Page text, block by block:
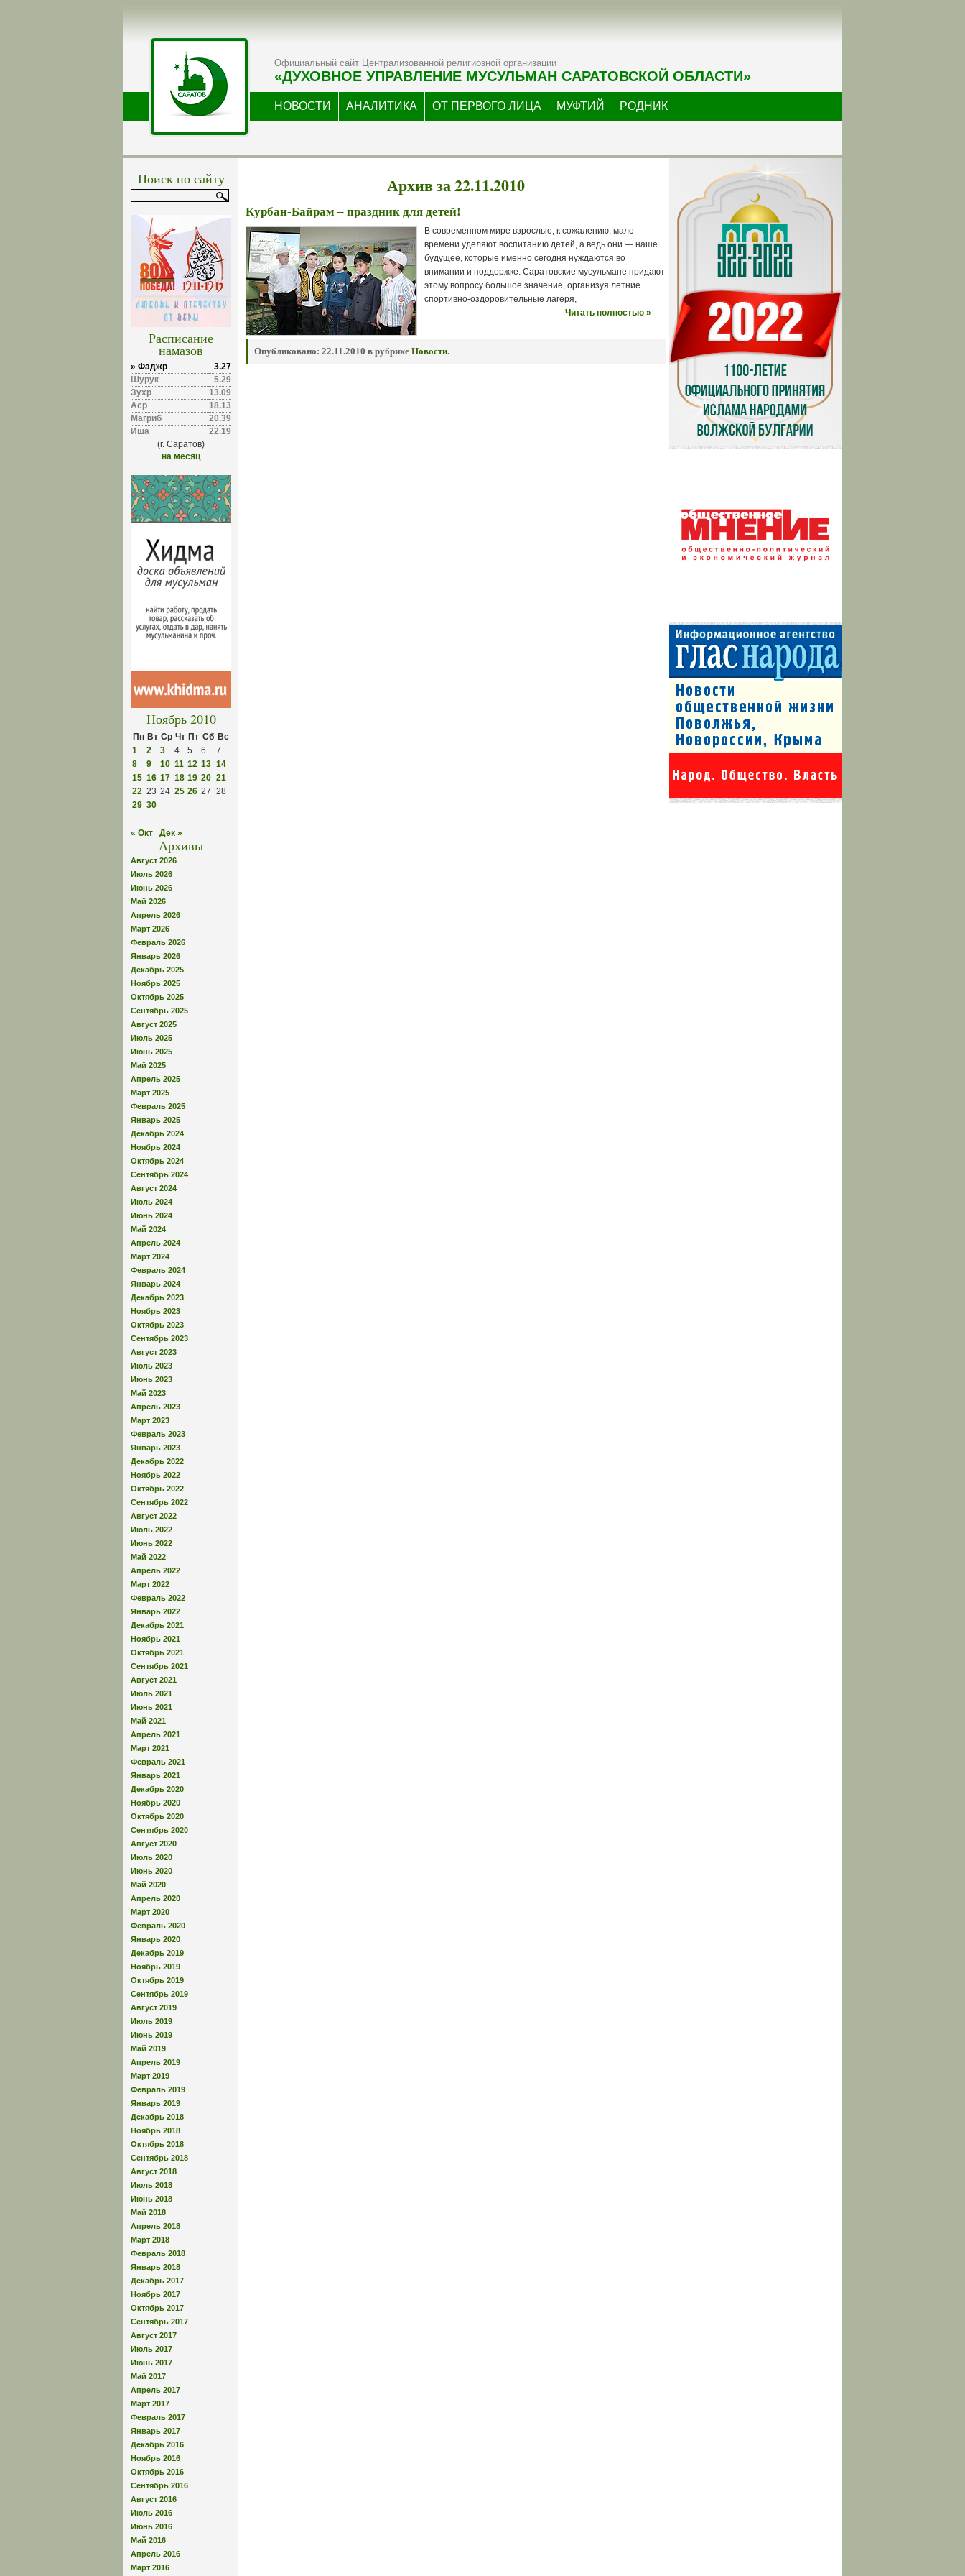
Официальный сайт Централизованной религиозной организации
«ДУХОВНОЕ УПРАВЛЕНИЕ МУСУЛЬМАН САРАТОВСКОЙ ОБЛАСТИ»
НОВОСТИ АНАЛИТИКА ОТ ПЕРВОГО ЛИЦА МУФТИЙ РОДНИК
Поиск по сайту
Расписание
намазов
» Фаджр
3.27
Шурук
5.29
Зухр
13.09
Аср
18.13
Магриб
20.39
Иша
22.19
(г. Саратов)
на месяц
Ноябрь 2010
Пн Вт Ср Чт Пт Сб Вс
1
2 3 4 5 6
7
8
9 10 11 12 13 14
15 16 17 18 19 20 21
22 23 24 25 26 27 28
29 30
« Окт Дек »
Архивы
Август 2026
Июль 2026
Июнь 2026
Май 2026
Апрель 2026
Март 2026
Февраль 2026
Январь 2026
Декабрь 2025
Ноябрь 2025
Октябрь 2025
Сентябрь 2025
Август 2025
Июль 2025
Июнь 2025
Май 2025
Апрель 2025
Март 2025
Февраль 2025
Январь 2025
Декабрь 2024
Ноябрь 2024
Октябрь 2024
Сентябрь 2024
Август 2024
Июль 2024
Июнь 2024
Май 2024
Апрель 2024
Март 2024
Февраль 2024
Январь 2024
Декабрь 2023
Ноябрь 2023
Октябрь 2023
Сентябрь 2023
Август 2023
Июль 2023
Июнь 2023
Май 2023
Апрель 2023
Март 2023
Февраль 2023
Январь 2023
Декабрь 2022
Ноябрь 2022
Октябрь 2022
Сентябрь 2022
Август 2022
Июль 2022
Июнь 2022
Май 2022
Апрель 2022
Март 2022
Февраль 2022
Январь 2022
Декабрь 2021
Ноябрь 2021
Октябрь 2021
Сентябрь 2021
Август 2021
Июль 2021
Июнь 2021
Май 2021
Апрель 2021
Март 2021
Февраль 2021
Январь 2021
Декабрь 2020
Ноябрь 2020
Октябрь 2020
Сентябрь 2020
Август 2020
Июль 2020
Июнь 2020
Май 2020
Апрель 2020
Март 2020
Февраль 2020
Январь 2020
Декабрь 2019
Ноябрь 2019
Октябрь 2019
Сентябрь 2019
Август 2019
Июль 2019
Июнь 2019
Май 2019
Апрель 2019
Март 2019
Февраль 2019
Январь 2019
Декабрь 2018
Ноябрь 2018
Октябрь 2018
Сентябрь 2018
Август 2018
Июль 2018
Июнь 2018
Май 2018
Апрель 2018
Март 2018
Февраль 2018
Январь 2018
Декабрь 2017
Ноябрь 2017
Октябрь 2017
Сентябрь 2017
Август 2017
Июль 2017
Июнь 2017
Май 2017
Апрель 2017
Март 2017
Февраль 2017
Январь 2017
Декабрь 2016
Ноябрь 2016
Октябрь 2016
Сентябрь 2016
Август 2016
Июль 2016
Июнь 2016
Май 2016
Апрель 2016
Март 2016
Архив за 22.11.2010
Курбан-Байрам – праздник для детей!
В современном мире взрослые, к сожалению, мало
времени уделяют воспитанию детей, а ведь они — наше
будущее, которые именно сегодня нуждаются во
внимании и поддержке. Саратовские мусульмане придают
этому вопросу большое значение, организуя летние
спортивно-оздоровительные лагеря,
Читать полностью »
Опубликовано: 22.11.2010 в рубрике Новости.